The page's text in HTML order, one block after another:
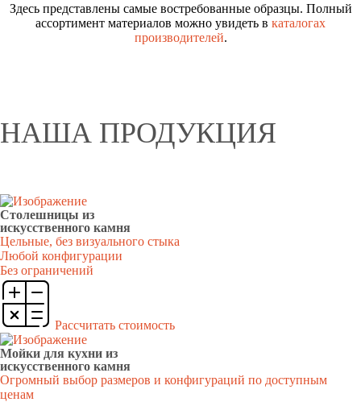
Здесь представлены самые востребованные образцы. Полный
ассортимент материалов можно увидеть в каталогах
производителей.
НАША ПРОДУКЦИЯ
Столешницы из
искусственного камня
Цельные, без визуального стыка
Любой конфигурации
Без ограничений
Рассчитать стоимость
Мойки для кухни из
искусственного камня
Огромный выбор размеров и конфигураций по доступным
ценам